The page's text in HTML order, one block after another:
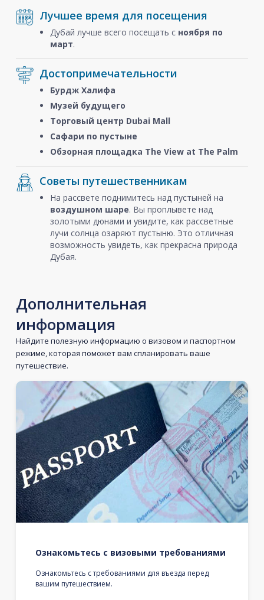
Лучшее время для посещения
Дубай лучше всего посещать с ноября по
март.
Достопримечательности
Бурдж Халифа
Музей будущего
Торговый центр Dubai Mall
Сафари по пустыне
Обзорная площадка The View at The Palm
Советы путешественникам
На рассвете поднимитесь над пустыней на
воздушном шаре. Вы проплывете над
золотыми дюнами и увидите, как рассветные
лучи солнца озаряют пустыню. Это отличная
возможность увидеть, как прекрасна природа
Дубая.
Дополнительная
информация
Найдите полезную информацию о визовом и паспортном
режиме, которая поможет вам спланировать ваше
путешествие.
Ознакомьтесь с визовыми требованиями
Ознакомьтесь с требованиями для въезда перед
вашим путешествием.